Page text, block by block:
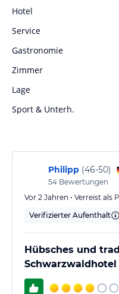
Wanderer, Radfahrer,
Hinweis:
Allgemeine und
ohne Gewähr und ohne
lies vor der Buchung die
Hotel
Service
Gastronomie
Zimmer
Lage
Sport & Unterh.
Philipp (46-50)
54 Bewertungen
Vor 2 Jahren • Verreist als
Verifizierter Aufenthalt
Hübsches und
Schwarzwaldhotel